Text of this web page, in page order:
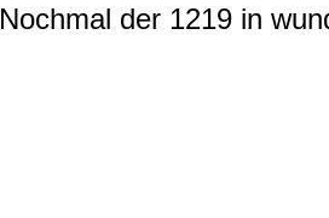
Nochmal der 1219 in